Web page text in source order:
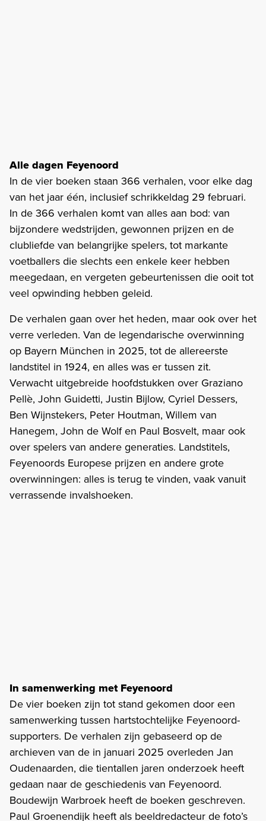
Alle dagen Feyenoord
In de vier boeken staan 366 verhalen, voor elke dag
van het jaar één, inclusief schrikkeldag 29 februari.
In de 366 verhalen komt van alles aan bod: van
bijzondere wedstrijden, gewonnen prijzen en de
clubliefde van belangrijke spelers, tot markante
voetballers die slechts een enkele keer hebben
meegedaan, en vergeten gebeurtenissen die ooit tot
veel opwinding hebben geleid.
De verhalen gaan over het heden, maar ook over het
verre verleden. Van de legendarische overwinning
op Bayern München in 2025, tot de allereerste
landstitel in 1924, en alles was er tussen zit.
Verwacht uitgebreide hoofdstukken over Graziano
Pellè, John Guidetti, Justin Bijlow, Cyriel Dessers,
Ben Wijnstekers, Peter Houtman, Willem van
Hanegem, John de Wolf en Paul Bosvelt, maar ook
over spelers van andere generaties. Landstitels,
Feyenoords Europese prijzen en andere grote
overwinningen: alles is terug te vinden, vaak vanuit
verrassende invalshoeken.
In samenwerking met Feyenoord
De vier boeken zijn tot stand gekomen door een
samenwerking tussen hartstochtelijke Feyenoord-
supporters. De verhalen zijn gebaseerd op de
archieven van de in januari 2025 overleden Jan
Oudenaarden, die tientallen jaren onderzoek heeft
gedaan naar de geschiedenis van Feyenoord.
Boudewijn Warbroek heeft de boeken geschreven.
Paul Groenendijk heeft als beeldredacteur de foto’s